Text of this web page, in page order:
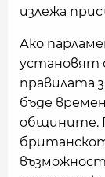
излежа
Ако
установят
правилата
бъде
общините.
възможност